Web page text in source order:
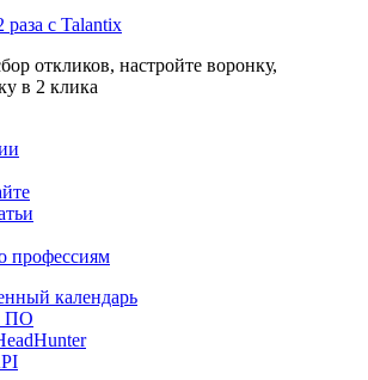
раза с Talantix
откликов, настройте воронку,
в 2 клика
профессиям
календарь
ПО